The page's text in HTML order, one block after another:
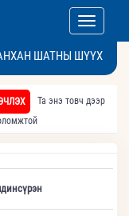
Toggle
ШАТНЫ ШҮҮХ
Та энэ товч дээр